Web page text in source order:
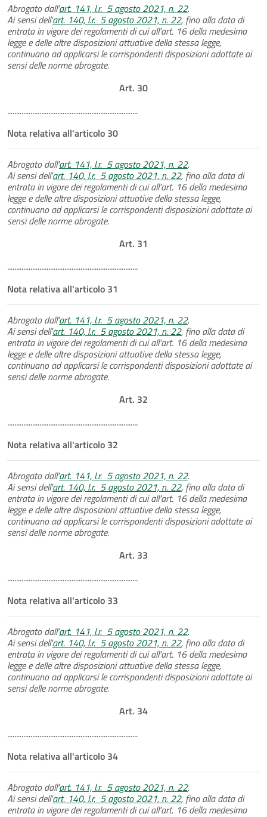
Abrogato dall'art. 141, l.r. 5 agosto 2021, n. 22.
Ai sensi dell'art. 140, l.r. 5 agosto 2021, n. 22, fino alla data di
entrata in vigore dei regolamenti di cui all'art. 16 della medesima
legge e delle altre disposizioni attuative della stessa legge,
continuano ad applicarsi le corrispondenti disposizioni adottate ai
sensi delle norme abrogate.
Art. 30
.........................................................................
Nota relativa all'articolo 30
Abrogato dall'art. 141, l.r. 5 agosto 2021, n. 22.
Ai sensi dell'art. 140, l.r. 5 agosto 2021, n. 22, fino alla data di
entrata in vigore dei regolamenti di cui all'art. 16 della medesima
legge e delle altre disposizioni attuative della stessa legge,
continuano ad applicarsi le corrispondenti disposizioni adottate ai
sensi delle norme abrogate.
Art. 31
.........................................................................
Nota relativa all'articolo 31
Abrogato dall'art. 141, l.r. 5 agosto 2021, n. 22.
Ai sensi dell'art. 140, l.r. 5 agosto 2021, n. 22, fino alla data di
entrata in vigore dei regolamenti di cui all'art. 16 della medesima
legge e delle altre disposizioni attuative della stessa legge,
continuano ad applicarsi le corrispondenti disposizioni adottate ai
sensi delle norme abrogate.
Art. 32
.........................................................................
Nota relativa all'articolo 32
Abrogato dall'art. 141, l.r. 5 agosto 2021, n. 22.
Ai sensi dell'art. 140, l.r. 5 agosto 2021, n. 22, fino alla data di
entrata in vigore dei regolamenti di cui all'art. 16 della medesima
legge e delle altre disposizioni attuative della stessa legge,
continuano ad applicarsi le corrispondenti disposizioni adottate ai
sensi delle norme abrogate.
Art. 33
.........................................................................
Nota relativa all'articolo 33
Abrogato dall'art. 141, l.r. 5 agosto 2021, n. 22.
Ai sensi dell'art. 140, l.r. 5 agosto 2021, n. 22, fino alla data di
entrata in vigore dei regolamenti di cui all'art. 16 della medesima
legge e delle altre disposizioni attuative della stessa legge,
continuano ad applicarsi le corrispondenti disposizioni adottate ai
sensi delle norme abrogate.
Art. 34
.........................................................................
Nota relativa all'articolo 34
Abrogato dall'art. 141, l.r. 5 agosto 2021, n. 22.
Ai sensi dell'art. 140, l.r. 5 agosto 2021, n. 22, fino alla data di
entrata in vigore dei regolamenti di cui all'art. 16 della medesima